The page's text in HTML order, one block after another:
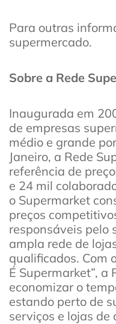
Para outras
supermercado.
Sobre a Rede
Inaugurada em
de empresas
médio e grande
Janeiro, a Rede
referência de
e 24 mil
o Supermarket
preços
responsáveis pelo
ampla rede de
qualificados. Com
É Supermarket”, a
economizar o
estando perto de
serviços e lojas de